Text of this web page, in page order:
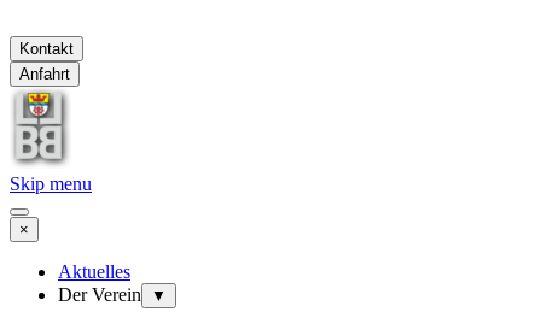
Kontakt
Anfahrt
Skip menu
×
Aktuelles
Der Verein
▼